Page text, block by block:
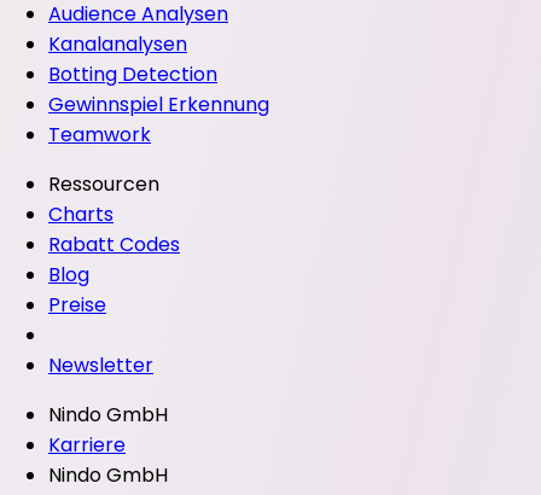
Audience Analysen
Kanalanalysen
Botting Detection
Gewinnspiel Erkennung
Teamwork
Ressourcen
Charts
Rabatt Codes
Blog
Preise
Newsletter
Nindo GmbH
Karriere
Nindo GmbH